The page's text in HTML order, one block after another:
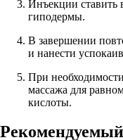
Инъекции ставить
гиподермы.
В завершении
и нанести
При
массажа для
кислоты.